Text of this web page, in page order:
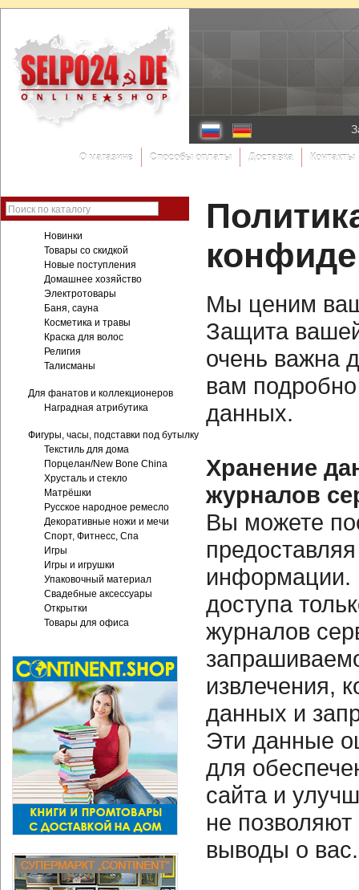
О магазине Способы оплаты Доставка Контакты
Поиск по каталогу
Новинки
Товары со скидкой
Новые поступления
Домашнее хозяйство
Электротовары
Баня, сауна
Косметика и травы
Краска для волос
Религия
Талисманы
Для фанатов и коллекционеров
Наградная атрибутика
Фигуры, часы, подставки под бутылку
Текстиль для дома
Порцелан/New Bone China
Хрусталь и стекло
Матрёшки
Русское народное ремесло
Декоративные ножи и мечи
Спорт, Фитнесс, Спа
Игры
Игры и игрушки
Упаковочный материал
Свадебные аксессуары
Открытки
Товары для офиса
Мы ценим
Защита
очень важна
вам
данных.
Хранение
журналов
Вы можете
информации.
доступа
журналов
извлечения,
данных и
Эти данные
для
сайта и
не
выводы о вас.